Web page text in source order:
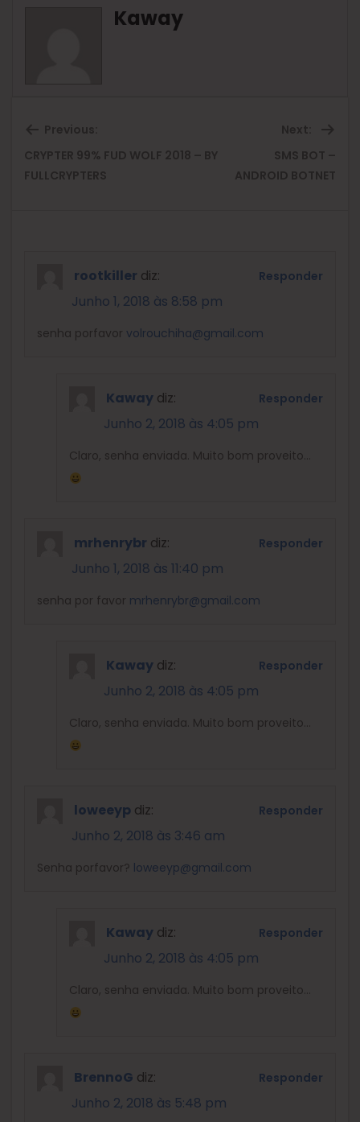
Kaway
Previous:
Previous
CRYPTER 99% FUD WOLF 2018 – BY
FULLCRYPTERS
Next:
SMS BOT –
ANDROID BOTNET
rootkiller diz:
Junho 1, 2018 às 8:58 pm
senha porfavor volrouchiha@gmail.com
Responder
Kaway diz:
Junho 2, 2018 às 4:05 pm
Claro, senha enviada. Muito bom proveito…
Responder
mrhenrybr diz:
Junho 1, 2018 às 11:40 pm
senha por favor mrhenrybr@gmail.com
Responder
Kaway diz:
Junho 2, 2018 às 4:05 pm
Claro, senha enviada. Muito bom proveito…
Responder
loweeyp diz:
Junho 2, 2018 às 3:46 am
Senha porfavor? loweeyp@gmail.com
Responder
Kaway diz:
Junho 2, 2018 às 4:05 pm
Claro, senha enviada. Muito bom proveito…
Responder
BrennoG diz:
Junho 2, 2018 às 5:48 pm
Responder